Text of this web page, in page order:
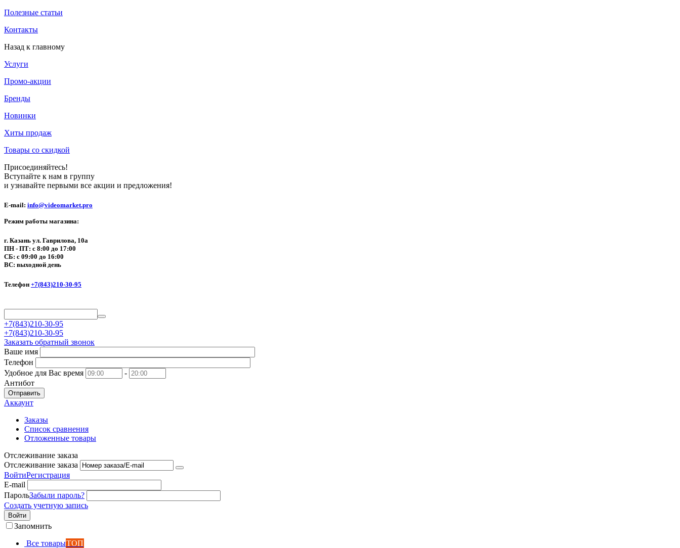
Полезные статьи
Контакты
Назад к главному
Услуги
Промо-акции
Бренды
Новинки
Хиты продаж
Товары со скидкой
Присоединяйтесь!
Вступайте к нам в группу
и узнавайте первыми все акции и предложения!
E-mail: info@videomarket.pro
Режим работы магазина:
г. Казань ул. Гаврилова, 10а
ПН - ПТ: с 8:00 до 17:00
СБ: с 09:00 до 16:00
ВС: выходной день
Телефон +7(843)210-30-95
+7(843)210-30-95
+7(843)210-30-95
Заказать обратный звонок
Ваше имя
Телефон
Удобное для Вас время
-
Антибот
Отправить
Аккаунт
Заказы
Список сравнения
Отложенные товары
Отслеживание заказа
Отслеживание заказа
ВойтиРегистрация
E-mail
ПарольЗабыли пароль?
Создать учетную запись
Войти
Запомнить
Все товарыТОП